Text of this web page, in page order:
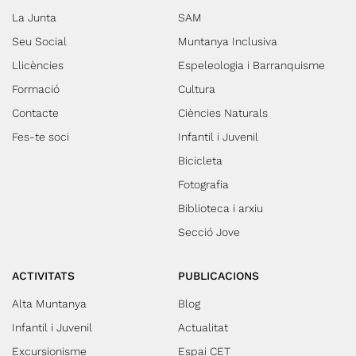
La Junta
Seu Social
Llicències
Formació
Contacte
Fes-te soci
SAM
Muntanya Inclusiva
Espeleologia i Barranquisme
Cultura
Ciències Naturals
Infantil i Juvenil
Bicicleta
Fotografia
Biblioteca i arxiu
Secció Jove
ACTIVITATS
Alta Muntanya
Infantil i Juvenil
Excursionisme
PUBLICACIONS
Blog
Actualitat
Espai CET